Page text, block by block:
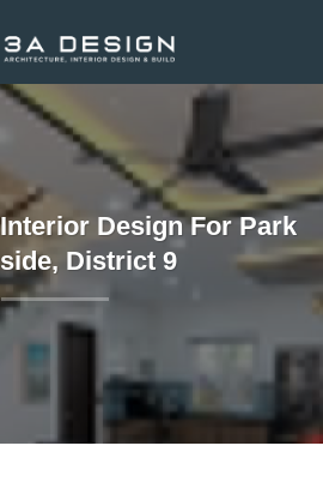
Design For Park
District 9